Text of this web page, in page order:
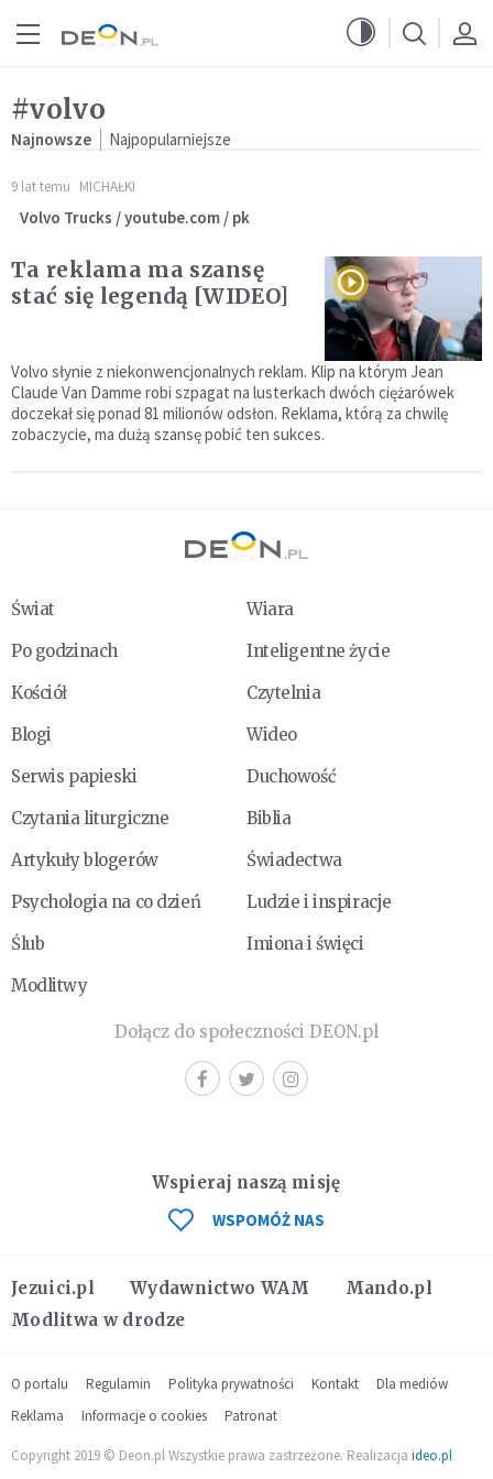
#volvo
Najnowsze Najpopularniejsze
9 lat temu MICHAŁKI
Volvo Trucks / youtube.com / pk
Ta reklama ma szansę
stać się legendą [WIDEO]
Volvo słynie z niekonwencjonalnych reklam. Klip na którym Jean
Claude Van Damme robi szpagat na lusterkach dwóch ciężarówek
doczekał się ponad 81 milionów odsłon. Reklama, którą za chwilę
zobaczycie, ma dużą szansę pobić ten sukces.
Świat
Wiara
Po godzinach
Inteligentne życie
Kościół
Czytelnia
Blogi
Wideo
Serwis papieski
Duchowość
Czytania liturgiczne
Biblia
Artykuły blogerów
Świadectwa
Psychologia na co dzień
Ludzie i inspiracje
Ślub
Imiona i święci
Modlitwy
Dołącz do społeczności DEON.pl
Jezuici.pl Wydawnictwo WAM
Mando.pl
Modlitwa w drodze
Wspieraj naszą misję
WSPOMÓŻ NAS
O portalu Regulamin Polityka prywatności Kontakt
Dla mediów
Reklama
Informacje o cookies Patronat
Copyright 2019 © Deon.pl Wszystkie prawa zastrzeżone. Realizacja ideo.pl